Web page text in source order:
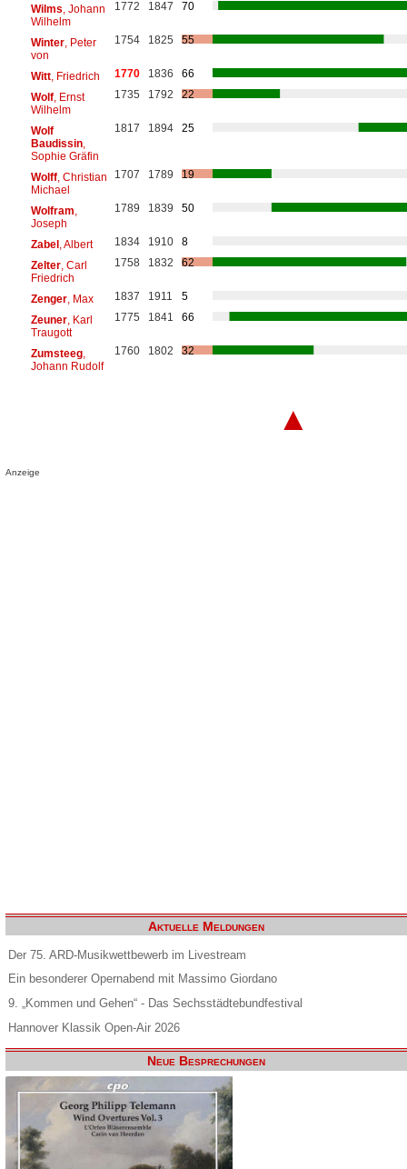
Wilms , Johann
Wilhelm
1772 1847 70
Winter, Peter
von
1754 1825 55
Witt, Friedrich 1770 1836
66
Wolf, Ernst
Wilhelm
1735 1792 22
Wolf
Baudissin,
Sophie Gräfin
1817 1894 25
Wolff, Christian
Michael
1707 1789 19
Wolfram
Joseph
1789 1839 50
Zabel, Albert 1834 1910
8
Zelter, Carl
Friedrich
1758 1832 62
Zenger, Max 1837 1911
5
Zeuner, Karl
Traugott
1775 1841 66
Zumsteeg,
Johann Rudolf
1760 1802 32
▲
Anzeige
Aktuelle Meldungen
Der 75. ARD-Musikwettbewerb im Livestream
Ein besonderer Opernabend mit Massimo Giordano
9. „Kommen und Gehen“ - Das Sechsstädtebundfestival
Hannover Klassik Open-Air 2026
Neue Besprechungen